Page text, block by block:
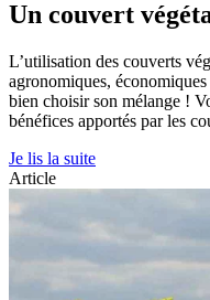
Un couvert
L’utilisation des couverts
agronomiques,
bien choisir son mélange !
bénéfices apportés par les
Je lis la suite
Article